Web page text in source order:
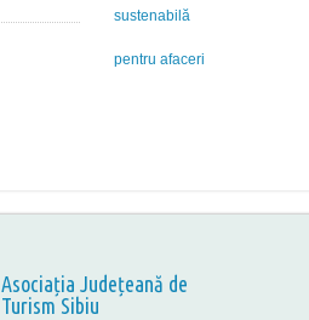
sustenabilă
pentru afaceri
Asociația Județeană de
Turism Sibiu